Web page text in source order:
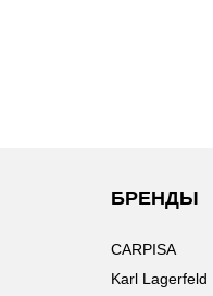
БРЕНДЫ
CARPISA
Karl Lagerfeld